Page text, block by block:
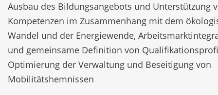
Ausbau des Bildungsangebots und Unterstützung
Kompetenzen im Zusammenhang mit dem
Wandel und der Energiewende,
und gemeinsame Definition von
Optimierung der Verwaltung und Beseitigung von
Mobilitätshemnissen